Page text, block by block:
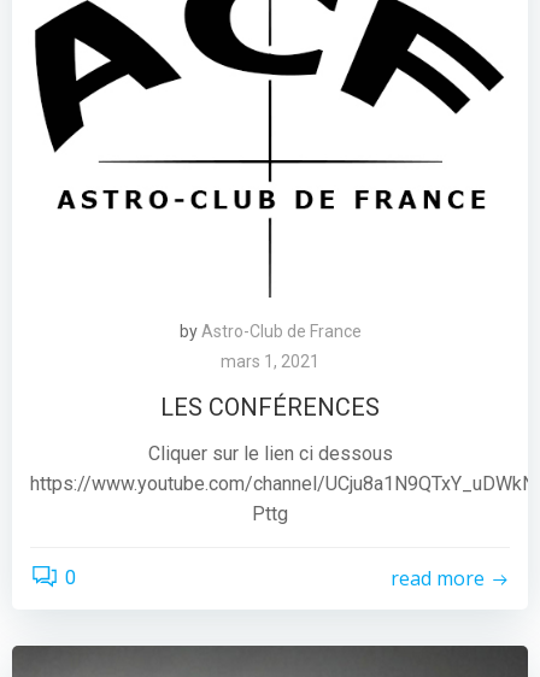
by Astro-Club de France
mars 1, 2021
LES CONFÉRENCES
Cliquer sur le lien ci dessous
https://www.youtube.com/channel/
Pttg
0 read more